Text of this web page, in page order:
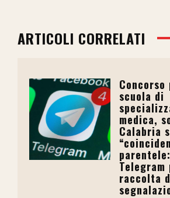
ARTICOLI CORRELATI
Concorso
scuola di
medica,
Calabria
raccolta